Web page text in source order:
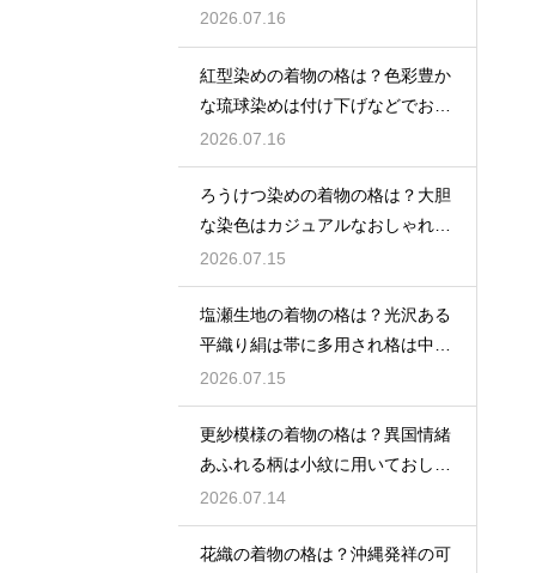
2026.07.16
紅型染めの着物の格は？色彩豊か
な琉球染めは付け下げなどでおし
ゃれ着向き
2026.07.16
ろうけつ染めの着物の格は？大胆
な染色はカジュアルなおしゃれ着
に最適
2026.07.15
塩瀬生地の着物の格は？光沢ある
平織り絹は帯に多用され格は中位
程度
2026.07.15
更紗模様の着物の格は？異国情緒
あふれる柄は小紋に用いておしゃ
れ着向き
2026.07.14
花織の着物の格は？沖縄発祥の可